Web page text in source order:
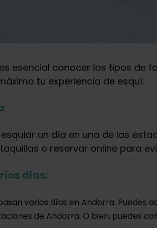
esencial conocer los tipos de
tu experiencia de esquí:
:
un día en una de las
o reservar online para
días:
varios días en Andorra. Puedes
de Andorra. O bien, puedes